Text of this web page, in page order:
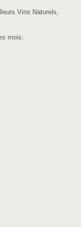
Vins Naturels,
mois.